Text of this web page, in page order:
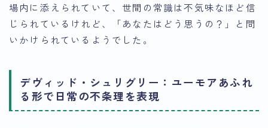
場内に添えられていて、世間の常識は不気味なほど信
じられているけれど、「あなたはどう思うの？」と問
いかけられているようでした。
デヴィッド・シュリグリー：ユーモアあふれ
る形で日常の不条理を表現